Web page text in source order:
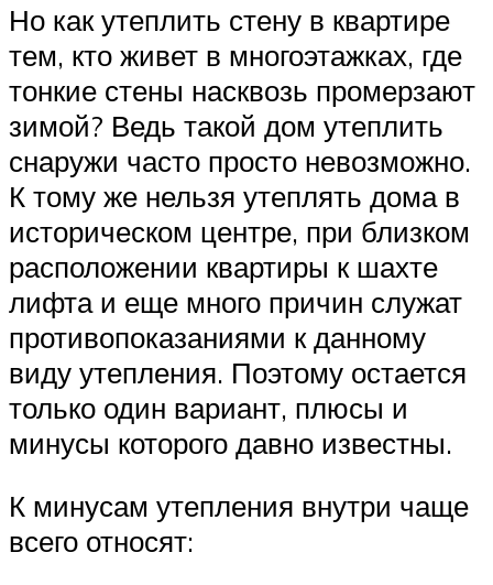
Но как утеплить стену в квартире
тем, кто живет в многоэтажках, где
тонкие стены насквозь промерзают
зимой? Ведь такой дом утеплить
снаружи часто просто невозможно.
К тому же нельзя утеплять дома в
историческом центре, при близком
расположении квартиры к шахте
лифта и еще много причин служат
противопоказаниями к данному
виду утепления. Поэтому остается
только один вариант, плюсы и
минусы которого давно известны.
К минусам утепления внутри чаще
всего относят: